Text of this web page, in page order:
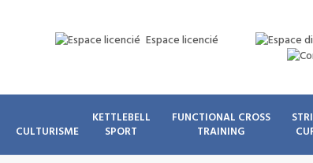
Espace licencié
CULTURISME
KETTLEBELL
SPORT
FUNCTIONAL CROSS
TRAINING